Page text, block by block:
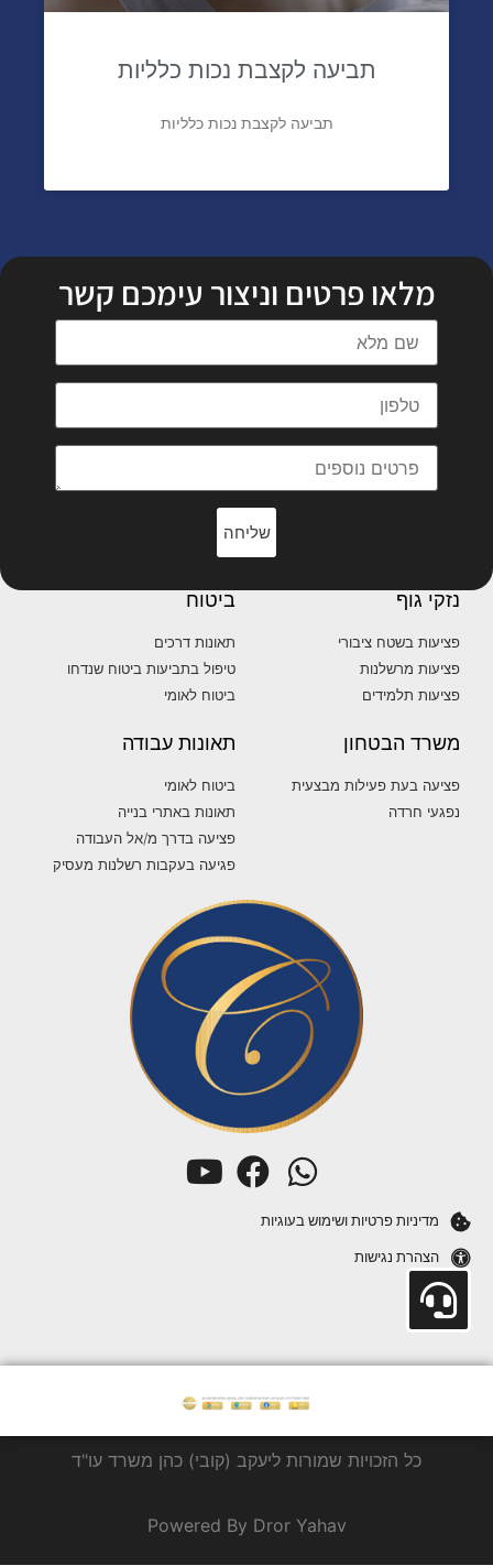
תביעה לקצבת נכות כלליות
תביעה לקצבת נכות כלליות
מלאו פרטים וניצור עימכם קשר
שליחה
נזקי גוף
פציעות בשטח ציבורי
פציעות מרשלנות
פציעות תלמידים
ביטוח
תאונות דרכים
טיפול בתביעות ביטוח שנדחו
ביטוח לאומי
משרד הבטחון
פציעה בעת פעילות מבצעית
נפגעי חרדה
תאונות עבודה
ביטוח לאומי
תאונות באתרי בנייה
פציעה בדרך מ/אל העבודה
פגיעה בעקבות רשלנות מעסיק
מדיניות פרטיות ושימוש בעוגיות
הצהרת נגישות
כל הזכויות שמורות ליעקב (קובי) כהן משרד עו"ד
Powered By Dror Yahav